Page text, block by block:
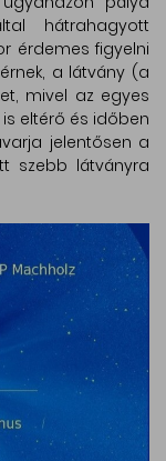
hátrahagyott
érdemes figyelni
a látvány (a
mivel az egyes
eltérő és időben
jelentősen a
szebb látványra